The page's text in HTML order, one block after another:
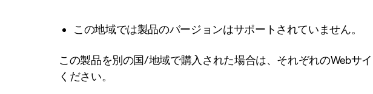
この地域では製品のバージョンはサポートされていません。
この製品を別の国/地域で購入された場合は、それぞれのWebサ
ください。